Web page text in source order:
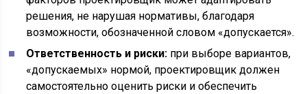
решения, не нарушая нормативы, благодаря
возможности, обозначенной словом «допускается».
Ответственность и риски: при выборе вариантов,
«допускаемых» нормой, проектировщик должен
самостоятельно оценить риски и обеспечить